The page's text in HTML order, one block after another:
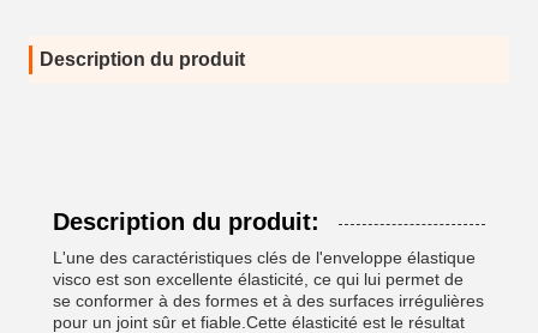
Description du produit
Description du produit:
L'une des caractéristiques clés de l'enveloppe élastique
visco est son excellente élasticité, ce qui lui permet de
se conformer à des formes et à des surfaces irrégulières
pour un joint sûr et fiable.Cette élasticité est le résultat